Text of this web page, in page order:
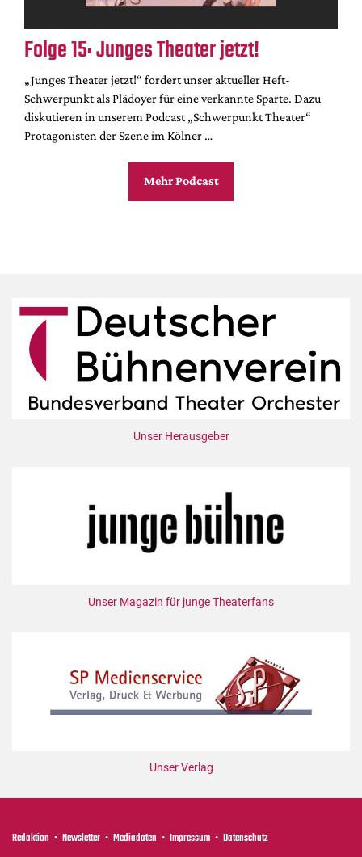
Folge 15: Junges Theater jetzt!
„Junges Theater jetzt!“ fordert unser aktueller Heft-
Schwerpunkt als Plädoyer für eine verkannte Sparte. Dazu
diskutieren in unserem Podcast „Schwerpunkt Theater“
Protagonisten der Szene im Kölner …
Mehr Podcast
Unser Herausgeber
Unser Magazin für junge Theaterfans
Unser Verlag
Redaktion Newsletter Mediadaten Impressum Datenschutz